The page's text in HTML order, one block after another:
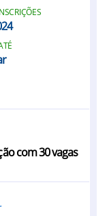
com 30 vagas